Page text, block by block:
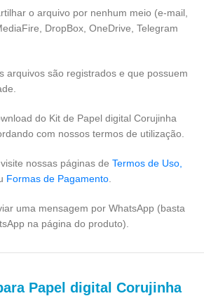
o arquivo por nenhum meio (e-mail,
DropBox, OneDrive, Telegram
arquivos são registrados e que possuem
do Kit de Papel digital Corujinha
com nossos termos de utilização.
nossas páginas de Termos de Uso,
Formas de Pagamento
uma mensagem por WhatsApp (basta
na página do produto).
Papel digital Corujinha